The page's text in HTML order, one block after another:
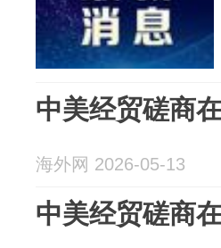
中美经贸磋商
海外网 2026-05-13
中美经贸磋商